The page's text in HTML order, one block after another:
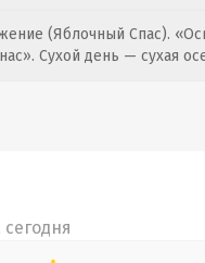
(Яблочный Спас).
Сухой день — сухая